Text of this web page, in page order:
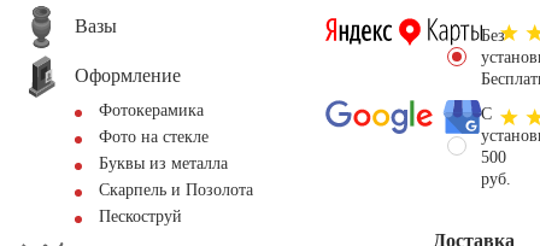
Вазы
Оформление
Фотокерамика
Фото на стекле
Буквы из металла
Скарпель и Позолота
Пескоструй
Без
С
500
руб.
Доставка